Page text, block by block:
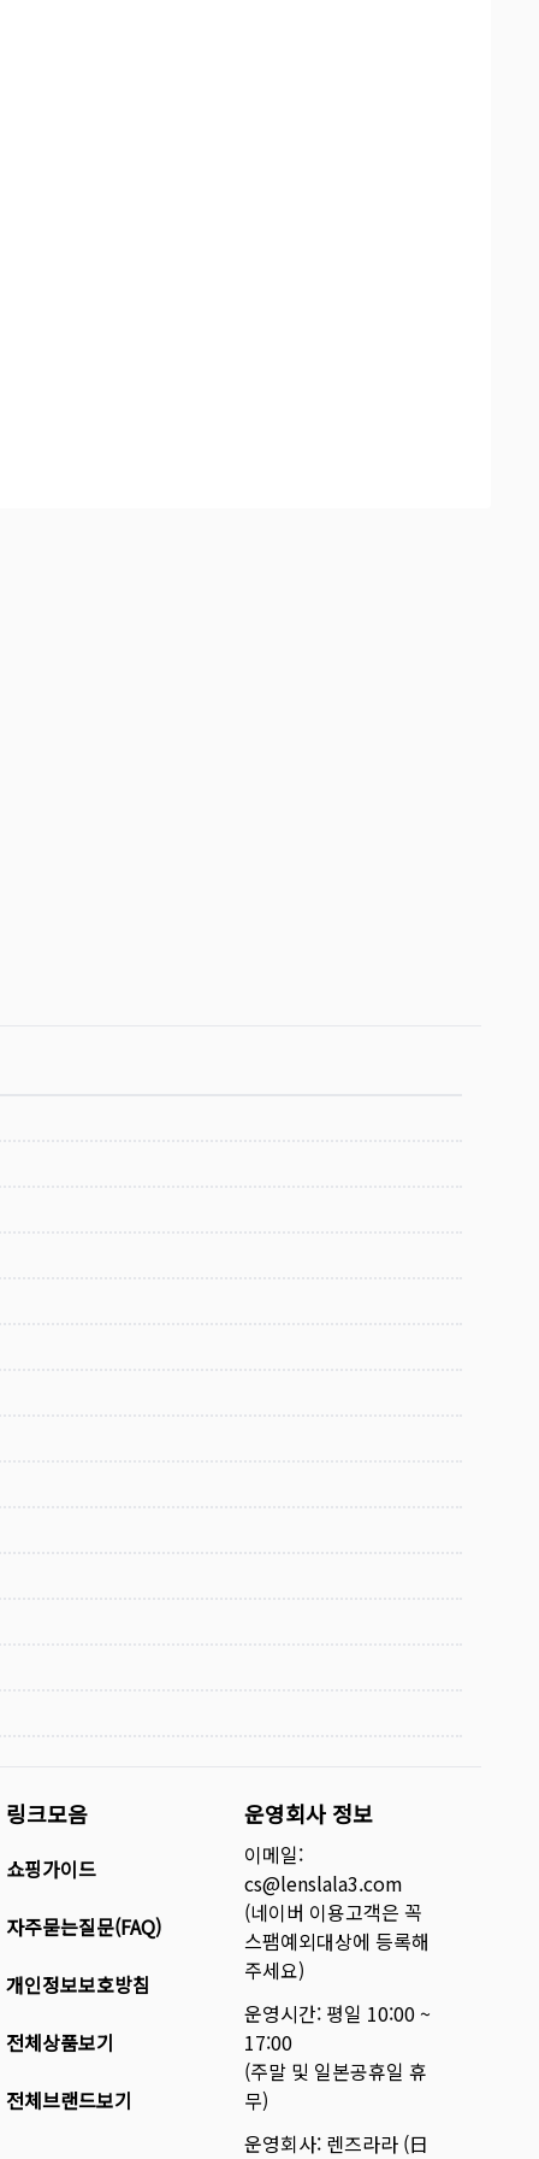
링크모음
쇼핑가이드
자주묻는질문(FAQ)
개인정보보호방침
전체상품보기
전체브랜드보기
운영회사 정보
이메일:
cs@lenslala3.com
(네이버 이용고객은 꼭
스팸예외대상에 등록해
주세요)
운영시간: 평일 10:00 ~
17:00
(주말 및 일본공휴일 휴
무)
운영회사: 렌즈라라 (日